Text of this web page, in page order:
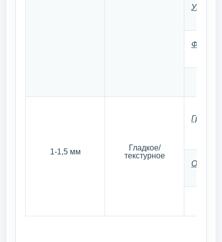
1-1,5 мм
Гладкое/
текстурное